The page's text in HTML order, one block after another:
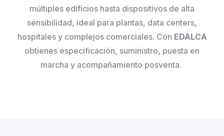
múltiples edificios hasta dispositivos de alta
sensibilidad, ideal para plantas, data centers,
hospitales y complejos comerciales. Con EDALCA
obtienes especificación, suministro, puesta en
marcha y acompañamiento posventa.